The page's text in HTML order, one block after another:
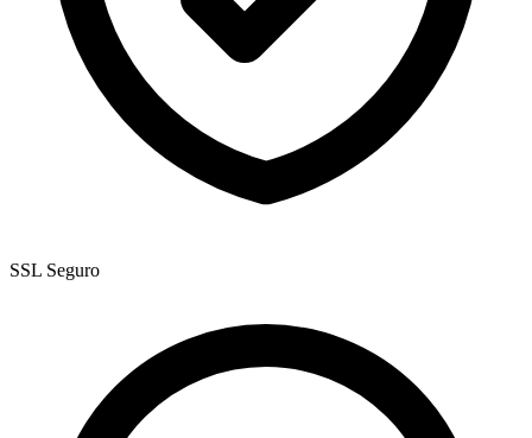
SSL Seguro